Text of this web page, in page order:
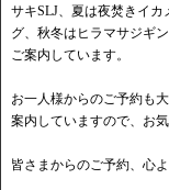
サキSLJ、夏は夜焚きイ
グ、秋冬はヒラマサジギ
ご案内しています。
お一人様からのご予約も
案内していますので、お
皆さまからのご予約、心